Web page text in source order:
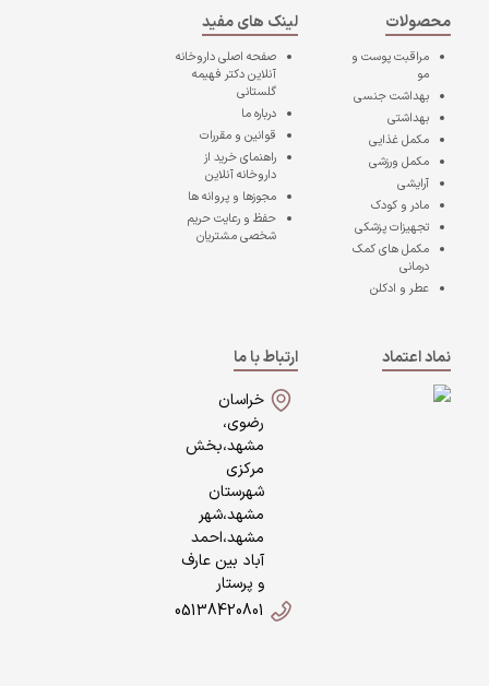
محصولات
مراقبت پوست و
مو
بهداشت جنسی
بهداشتی
مکمل غذایی
مکمل ورزشی
آرایشی
مادر و کودک
تجهیزات پزشکی
مکمل های کمک
درمانی
عطر و ادکلن
لینک های مفید
صفحه اصلیداروخانه
آنلاین دکتر فهیمه
گلستانی
درباره ما
قوانین و مقررات
راهنمای خرید از
داروخانه آنلاین
مجوزها و پروانه ها
حفظ و رعایت حریم
شخصی مشتریان
نماد اعتماد
ارتباط با ما
خراسان
رضوی،
مشهد،بخش
مرکزی
شهرستان
مشهد،شهر
مشهد،احمد
آباد بین عارف
و پرستار
05138420801